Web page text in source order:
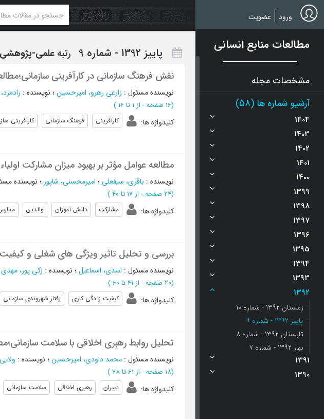
Skip
to
main
ورود عضویت
مطالعات منابع انسانی
مشخصات مجله
آرشیو شماره ها (58)
1404
1403
1402
1401
1400
1399
1398
1397
1396
1395
1394
1393
1392
زمستان 1392 - شماره 10
پاییز 1392 - شماره 9
تابستان 1392 - شماره 8
بهار 1392 - شماره 7
1391
1390
پاییز 1392 - شماره 9 رتبه علمی-پژوهشی
نقش فرهنگ سازمانی در کارآفرینی
نویسنده مسئول : زارعی رهرو، امیرحسین؛ نویسنده :
(‎16 صفحه - از 1 تا 16 )
کلیدواژه ها: کارآفرینی فرهنگ سازمانی کارآفرینی
مطالعه عوامل مؤثر بر بهبود میزان مشارکت
نویسنده : باقری، سیفعلی ؛ امیرمحسنی، شاپور ؛ نویسنده
(‎24 صفحه - از 17 تا 40 )
کلیدواژه ها: مشارکت دانش آموزان والدین
بررسی و تحلیل تاثیر ویژگی های شغلی و کیفیت
نویسنده مسئول : اسدی، اسماعیل؛ نویسنده : زکی پور، مهدی
(‎20 صفحه - از 41 تا 60 )
کلیدواژه ها: کیفیت زندگی کاری رفتار شهروندی سازمانی
تحلیل روابط رهبری اخلاقی با سلامت
نویسنده مسئول : محمد داودی، امیرحسین؛ نویسنده :
(‎18 صفحه - از 61 تا 78 )
کلیدواژه ها: دبیران رهبری اخلاقی سلامت سازمانی